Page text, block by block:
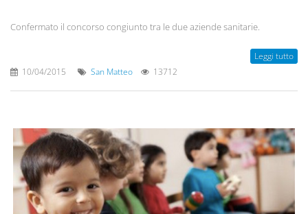
Confermato il concorso congiunto tra le due aziende sanitarie.
Leggi tutto
10/04/2015 San Matteo 13712